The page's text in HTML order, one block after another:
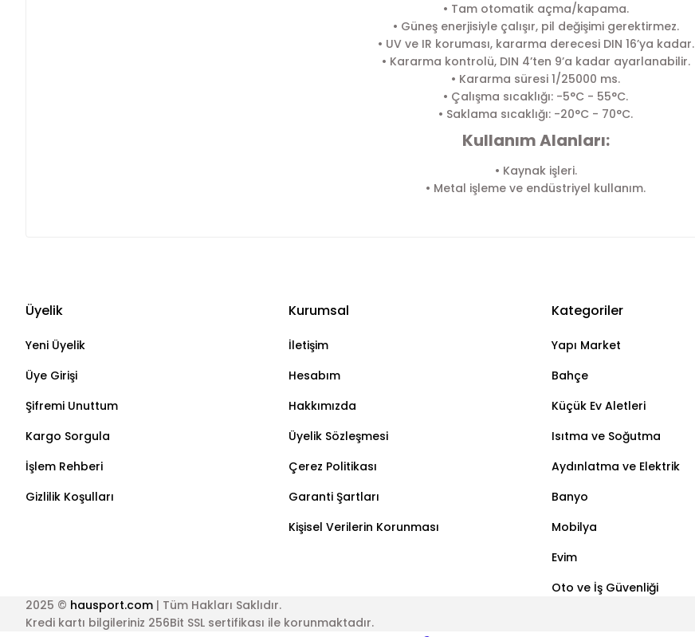
• Tam otomatik açma/kapama.
• Güneş enerjisiyle çalışır, pil değişimi gerektirmez.
• UV ve IR koruması, kararma derecesi DIN 16’ya kadar.
• Kararma kontrolü, DIN 4’ten 9’a kadar ayarlanabilir.
• Kararma süresi 1/25000 ms.
• Çalışma sıcaklığı: -5°C - 55°C.
• Saklama sıcaklığı: -20°C - 70°C.
Kullanım Alanları:
• Kaynak işleri.
• Metal işleme ve endüstriyel kullanım.
Bu ürüne ilk yorumu siz yapın!
Yorum Yaz
Üyelik
Yeni Üyelik
Üye Girişi
Şifremi Unuttum
Kargo Sorgula
İşlem Rehberi
Gizlilik Koşulları
Kurumsal
İletişim
Hesabım
Hakkımızda
Üyelik Sözleşmesi
Çerez Politikası
Garanti Şartları
Kişisel Verilerin Korunması
Kategoriler
Yapı Market
Bahçe
Küçük Ev Aletleri
Isıtma ve Soğutma
Aydınlatma ve Elektrik
Banyo
Mobilya
Evim
Oto ve İş Güvenliği
2025 © hausport.com | Tüm Hakları Saklıdır.
Kredi kartı bilgileriniz 256Bit SSL sertifikası ile korunmaktadır.